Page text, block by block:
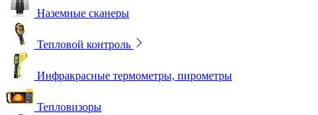
Наземные сканеры
Тепловой контроль
Инфракрасные термометры, пирометры
Тепловизоры